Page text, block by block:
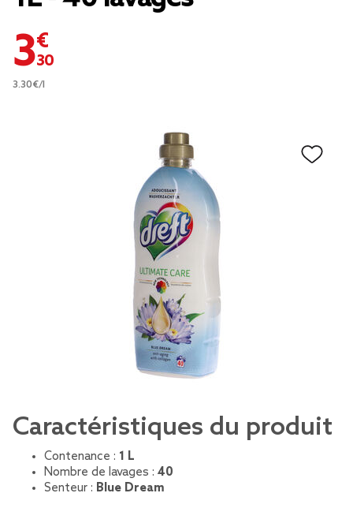
3,30 €
3.30€/l
Caractéristiques du produit
Contenance : 1 L
Nombre de lavages : 40
Senteur : Blue Dream